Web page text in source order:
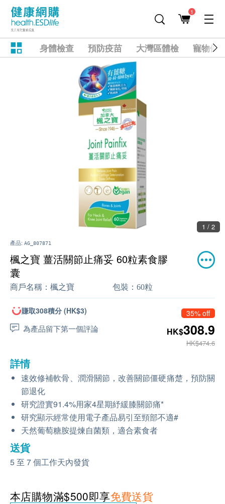
1
身體檢查 預防疫苗 大灣區體檢 寵物健
1 / 2
產品: AG_807871
楓之寶 薑活關節止痛妥 60粒素食膠
囊
商戶名稱： 楓之寶 包裝： 60粒
賺取308積分 (HK$3)
為產品留下第一個評論
35% off
HK$308.9
HK$474.6
詳情
速效修補軟骨、潤滑關節，改善關節僵硬痛楚，預防關
節退化
研究證實91.4%用家4星期紓緩膝關節痛*
研究顯示經常使用電子產品易引至頸部不適#
天然葡萄糖胺提煉自菌類，適合素食者
送貨
5 至 7 個工作天內發貨
本店購物滿$500即享免費送貨